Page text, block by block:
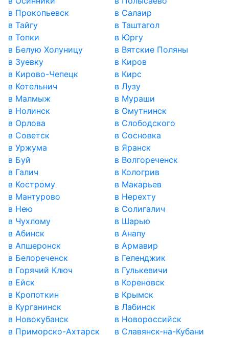
в Прокопьевск
в Салаир
в Тайгу
в Таштагол
в Топки
в Юргу
в Белую Холуницу
в Вятские Поляны
в Зуевку
в Киров
в Кирово-Чепецк
в Кирс
в Котельнич
в Лузу
в Малмыж
в Мураши
в Нолинск
в Омутнинск
в Орлова
в Слободского
в Советск
в Сосновка
в Уржума
в Яранск
в Буй
в Волгореченск
в Галич
в Кологрив
в Кострому
в Макарьев
в Мантурово
в Нерехту
в Нею
в Солигалич
в Чухлому
в Шарью
в Абинск
в Анапу
в Апшеронск
в Армавир
в Белореченск
в Геленджик
в Горячий Ключ
в Гулькевичи
в Ейск
в Кореновск
в Кропоткин
в Крымск
в Курганинск
в Лабинск
в Новокубанск
в Новороссийск
в Приморско-Ахтарск
в Славянск-на-Кубани